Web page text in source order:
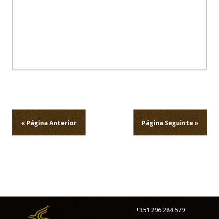
de
artigos
Página Seguinte »
« Página Anterior
+351 296 284 579